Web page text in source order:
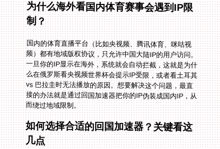
为什么海外看国内体育赛事会遇到IP限
制？
国内的体育直播平台（比如央视频、腾讯体育、咪咕视
频）都有地域版权协议，只允许中国大陆IP的用户访问。
一旦你的IP显示在海外，系统就会自动拦截，这就是为什
么在俄罗斯看央视频世界杯会提示IP受限，或者看土耳其
vs 巴拉圭时无法播放的原因。想要解决这个问题，最直
接的办法就是通过回国加速器把你的IP伪装成国内IP，从
而绕过地域限制。
如何选择合适的回国加速器？关键看这
几点